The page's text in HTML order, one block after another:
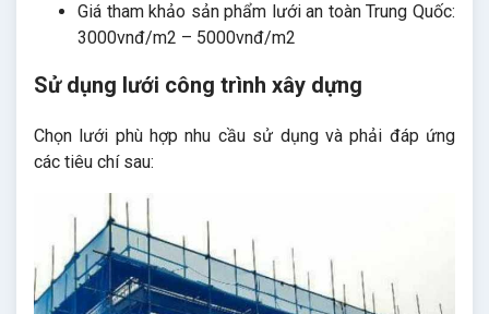
Giá tham khảo sản phẩm lưới an toàn Trung Quốc:
3000vnđ/m2 – 5000vnđ/m2
Sử dụng lưới công trình xây dựng
Chọn lưới phù hợp nhu cầu sử dụng và phải đáp ứng
các tiêu chí sau: